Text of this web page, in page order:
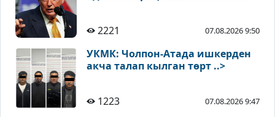
2221 07.08.2026 9:50
УКМК: Чолпон-Атада ишкерден
акча талап кылган төрт ..>
1223 07.08.2026 9:47